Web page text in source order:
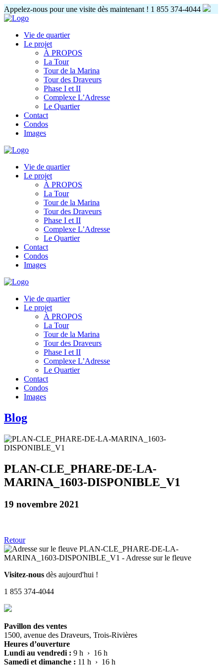
Appelez-nous pour une visite dès maintenant ! 1 855 374-4044
Vie de quartier
Le projet
À PROPOS
La Tour
Tour de la Marina
Tour des Draveurs
Phase I et II
Complexe L’Adresse
Le Quartier
Contact
Condos
Images
Vie de quartier
Le projet
À PROPOS
La Tour
Tour de la Marina
Tour des Draveurs
Phase I et II
Complexe L’Adresse
Le Quartier
Contact
Condos
Images
Vie de quartier
Le projet
À PROPOS
La Tour
Tour de la Marina
Tour des Draveurs
Phase I et II
Complexe L’Adresse
Le Quartier
Contact
Condos
Images
Blog
PLAN-CLE_PHARE-DE-LA-
MARINA_1603-DISPONIBLE_V1
19 novembre 2021
Retour
Visitez-nous dès aujourd'hui !
1 855 374-4044
Pavillon des ventes
1500, avenue des Draveurs, Trois-Rivières
Heures d’ouverture
Lundi au vendredi : 9 h › 16 h
Samedi et dimanche : 11 h › 16 h